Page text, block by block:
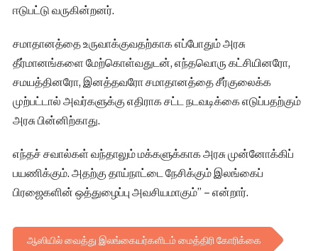
ஈடுபட்டு வருகின்றனர்.
சமாதானத்தை உருவாக்குவதற்காக எப்போதும் அரசு
தீர்மானங்களை மேற்கொள்வதுடன், எந்தவொரு கட்சியினரோ,
சமயத்தினரோ, இனத்தவரோ சமாதானத்தை சீர்குலைக்க
முற்பட்டால் அவர்களுக்கு எதிராக சட்ட நடவடிக்கை எடுப்பதற்கும்
அரசு பின்னிற்காது.
எந்தச் சவால்கள் வந்தாலும் மக்களுக்காக அரசு முன்னோக்கிப்
பயணிக்கும். அதற்கு தாய்நாட்டை நேசிக்கும் இலங்கைப்
பிரஜைகளின் ஒத்துழைப்பு அவசியமாகும்” – என்றார்.
ஆஸியில் வைத்து இலங்கையர்களிடம் மைத்திரி கோரிக்கை